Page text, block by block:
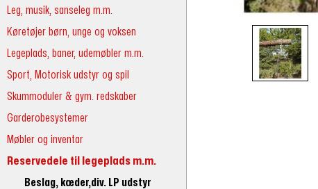
Leg, musik, sanseleg m.m.
Køretøjer børn, unge og voksen
Legeplads, baner, udemøbler m.m.
Sport, Motorisk udstyr og spil
Skummoduler & gym. redskaber
Garderobesystemer
Møbler og inventar
Reservedele til legeplads m.m.
Beslag, kæder,div. LP udstyr